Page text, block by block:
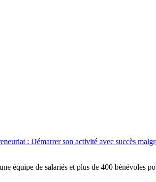
: Démarrer son activité avec succès
équipe de salariés et plus de 400 bénévoles